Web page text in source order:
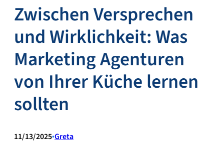
Zwischen Versprechen
und Wirklichkeit: Was
Marketing Agenturen
von Ihrer Küche lernen
sollten
11/13/2025•Greta